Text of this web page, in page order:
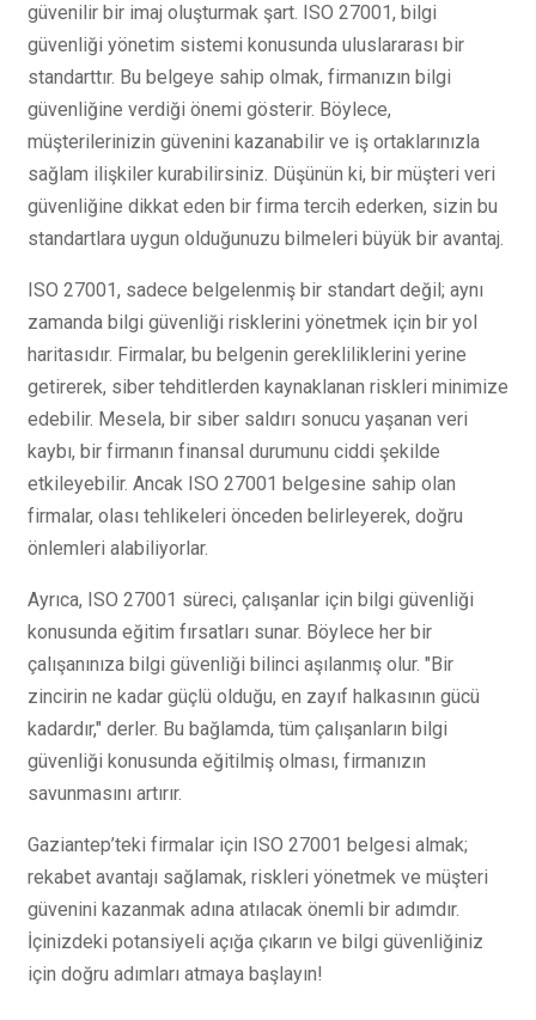
güvenilir bir imaj oluşturmak şart. ISO 27001, bilgi
güvenliği yönetim sistemi konusunda uluslararası bir
standarttır. Bu belgeye sahip olmak, firmanızın bilgi
güvenliğine verdiği önemi gösterir. Böylece,
müşterilerinizin güvenini kazanabilir ve iş ortaklarınızla
sağlam ilişkiler kurabilirsiniz. Düşünün ki, bir müşteri veri
güvenliğine dikkat eden bir firma tercih ederken, sizin bu
standartlara uygun olduğunuzu bilmeleri büyük bir avantaj.
ISO 27001, sadece belgelenmiş bir standart değil; aynı
zamanda bilgi güvenliği risklerini yönetmek için bir yol
haritasıdır. Firmalar, bu belgenin gerekliliklerini yerine
getirerek, siber tehditlerden kaynaklanan riskleri minimize
edebilir. Mesela, bir siber saldırı sonucu yaşanan veri
kaybı, bir firmanın finansal durumunu ciddi şekilde
etkileyebilir. Ancak ISO 27001 belgesine sahip olan
firmalar, olası tehlikeleri önceden belirleyerek, doğru
önlemleri alabiliyorlar.
Ayrıca, ISO 27001 süreci, çalışanlar için bilgi güvenliği
konusunda eğitim fırsatları sunar. Böylece her bir
çalışanınıza bilgi güvenliği bilinci aşılanmış olur. "Bir
zincirin ne kadar güçlü olduğu, en zayıf halkasının gücü
kadardır," derler. Bu bağlamda, tüm çalışanların bilgi
güvenliği konusunda eğitilmiş olması, firmanızın
savunmasını artırır.
Gaziantep’teki firmalar için ISO 27001 belgesi almak;
rekabet avantajı sağlamak, riskleri yönetmek ve müşteri
güvenini kazanmak adına atılacak önemli bir adımdır.
İçinizdeki potansiyeli açığa çıkarın ve bilgi güvenliğiniz
için doğru adımları atmaya başlayın!